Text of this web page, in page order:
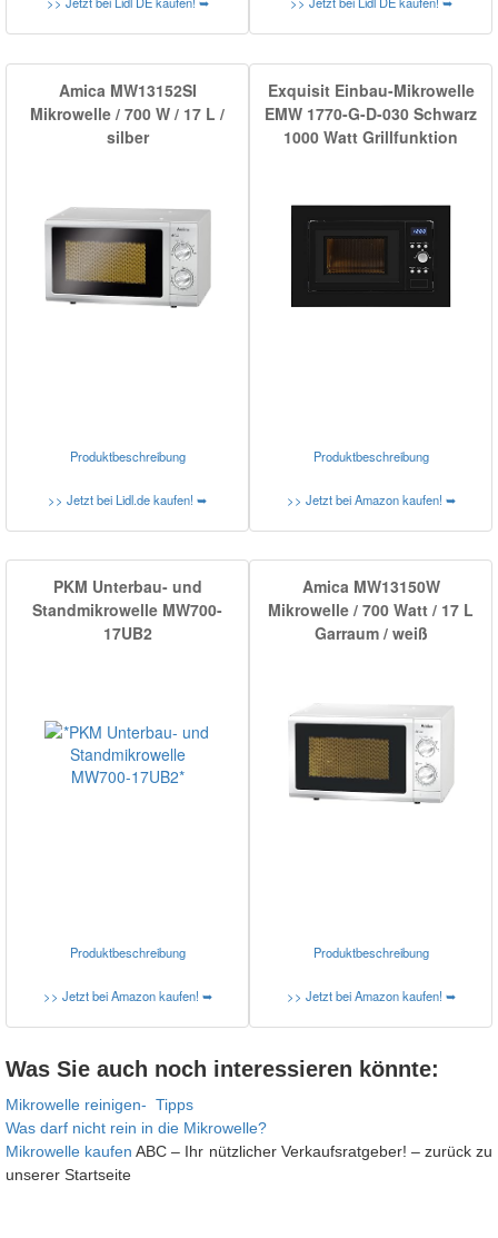
Amica MW13152SI
Mikrowelle / 700 W / 17 L /
silber
Produktbeschreibung
>> Jetzt bei Lidl.de kaufen! ➥
Exquisit Einbau-Mikrowelle
EMW 1770-G-D-030 Schwarz
1000 Watt Grillfunktion
Produktbeschreibung
>> Jetzt bei Amazon kaufen! ➥
PKM Unterbau- und
Standmikrowelle MW700-
17UB2
Produktbeschreibung
>> Jetzt bei Amazon kaufen! ➥
Amica MW13150W
Mikrowelle / 700 Watt / 17 L
Garraum / weiß
Produktbeschreibung
>> Jetzt bei Amazon kaufen! ➥
Was Sie auch noch interessieren könnte:
Mikrowelle reinigen- Tipps
Was darf nicht rein in die Mikrowelle?
Mikrowelle kaufenABC – Ihr nützlicher Verkaufsratgeber! – zurück zu
unserer Startseite